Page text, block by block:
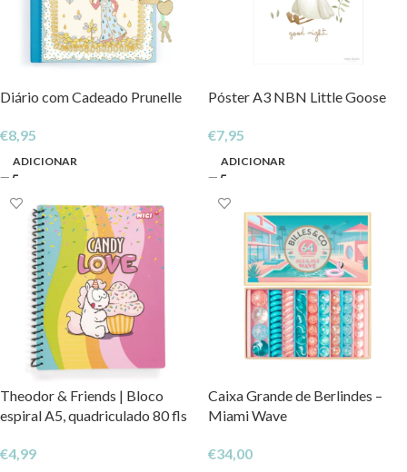
Diário com Cadeado Prunelle
€8,95
ADICIONAR
Póster A3 NBN Little Goose
€7,95
ADICIONAR
Theodor & Friends | Bloco
espiral A5, quadriculado 80 fls
€4,99
Caixa Grande de Berlindes –
Miami Wave
€34,00